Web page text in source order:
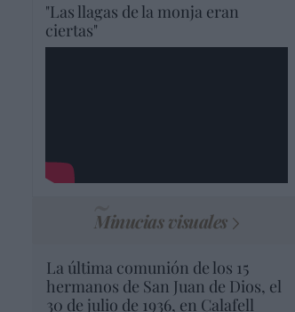
"Las llagas de la monja eran
ciertas"
Minucias visuales
La última comunión de los 15
hermanos de San Juan de Dios, el
30 de julio de 1936, en Calafell